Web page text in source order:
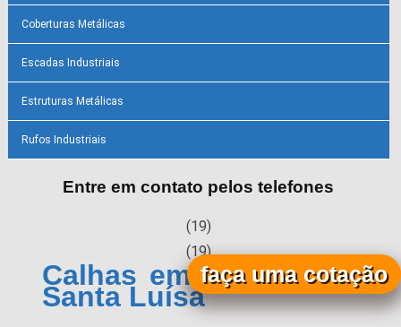
Coberturas Metálicas
Escadas Industriais
Estruturas Metálicas
Rufos Industriais
Entre em contato pelos telefones
(19)
(19)
Calhas em Alumínio Vila
Santa Luísa
faça uma cotação